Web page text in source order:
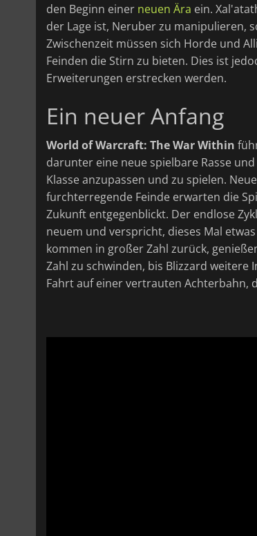
den Beginn einer neuen Ära ein.
der Lage ist, Neruber zu manipulieren,
Zwischenzeit müssen sich Horde und
Feinden die Stirn zu bieten. Dies ist
Erweiterungen erstrecken werden.
Ein neuer Anfang
World of Warcraft: The War Within
darunter eine neue spielbare Rasse
Klasse anzupassen und zu spielen.
furchterregende Feinde erwarten die
Zukunft entgegenblickt. Der endlose
neuem und verspricht, dieses Mal
kommen in großer Zahl zurück,
Zahl zu schwinden, bis Blizzard
Fahrt auf einer vertrauten Achterbahn,